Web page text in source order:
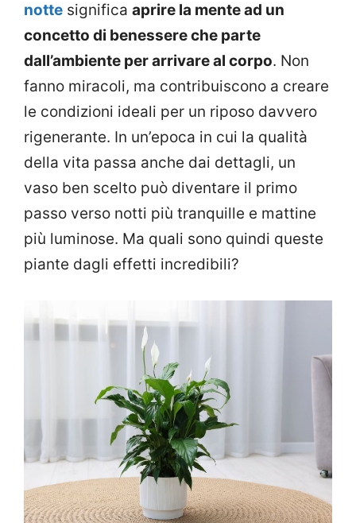
notte significa aprire la mente ad un
concetto di benessere che parte
dall’ambiente per arrivare al corpo. Non
fanno miracoli, ma contribuiscono a creare
le condizioni ideali per un riposo davvero
rigenerante. In un’epoca in cui la qualità
della vita passa anche dai dettagli, un
vaso ben scelto può diventare il primo
passo verso notti più tranquille e mattine
più luminose. Ma quali sono quindi queste
piante dagli effetti incredibili?